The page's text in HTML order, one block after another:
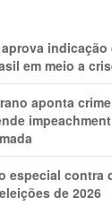
indicação
em meio a
aponta
especial contra
de 2026